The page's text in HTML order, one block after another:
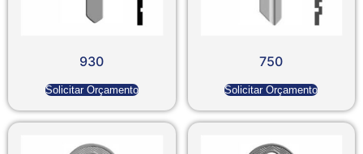
930
Solicitar Orçamento
750
Solicitar Orçamento